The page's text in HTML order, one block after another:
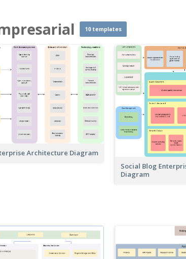
10 templates
Architecture Diagram
Social Blog
Diagram